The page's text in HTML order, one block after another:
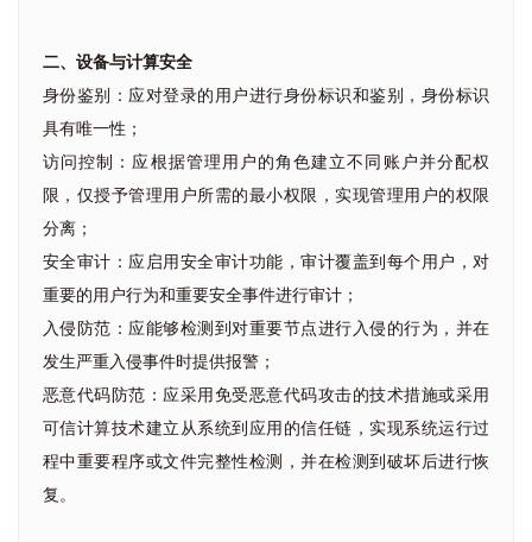
二、设备与计算安全
身份鉴别：应对登录的用户进行身份标识和鉴别，身份标识
具有唯一性；
访问控制：应根据管理用户的角色建立不同账户并分配权
限，仅授予管理用户所需的最小权限，实现管理用户的权限
分离；
安全审计：应启用安全审计功能，审计覆盖到每个用户，对
重要的用户行为和重要安全事件进行审计；
入侵防范：应能够检测到对重要节点进行入侵的行为，并在
发生严重入侵事件时提供报警；
恶意代码防范：应采用免受恶意代码攻击的技术措施或采用
可信计算技术建立从系统到应用的信任链，实现系统运行过
程中重要程序或文件完整性检测，并在检测到破坏后进行恢
复。